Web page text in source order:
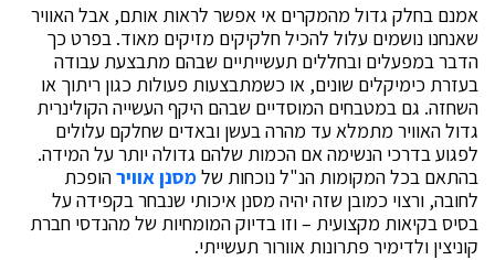
אמנם בחלק גדול מהמקרים אי אפשר לראות אותם, אבל האוויר
שאנחנו נושמים עלול להכיל חלקיקים מזיקים מאוד. בפרט כך
הדבר במפעלים ובחללים תעשייתיים שבהם מתבצעת עבודה
בעזרת כימיקלים שונים, או כשמתבצעות פעולות כגון ריתוך או
השחזה. גם במטבחים המוסדיים שבהם היקף העשייה הקולינרית
גדול האוויר מתמלא עד מהרה בעשן ובאדים שחלקם עלולים
לפגוע בדרכי הנשימה אם הכמות שלהם גדולה יותר על המידה.
בהתאם בכל המקומות הנ"ל נוכחות שלמסנן אווירהופכת
לחובה, ורצוי כמובן שזה יהיה מסנן איכותי שנבחר בקפידה על
בסיס בקיאות מקצועית – וזו בדיוק המומחיות של מהנדסי חברת
קוניצין ולדימיר פתרונות אוורור תעשייתי.